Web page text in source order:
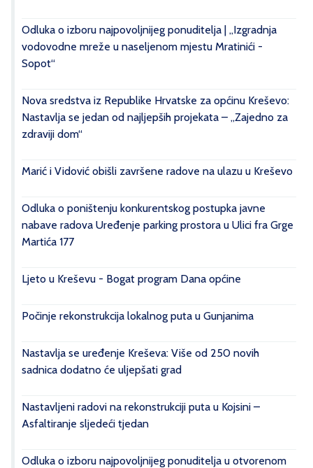
Odluka o izboru najpovoljnijeg ponuditelja | „Izgradnja
vodovodne mreže u naseljenom mjestu Mratinići -
Sopot“
Nova sredstva iz Republike Hrvatske za općinu Kreševo:
Nastavlja se jedan od najljepših projekata – „Zajedno za
zdraviji dom“
Marić i Vidović obišli završene radove na ulazu u Kreševo
Odluka o poništenju konkurentskog postupka javne
nabave radova Uređenje parking prostora u Ulici fra Grge
Martića 177
Ljeto u Kreševu - Bogat program Dana općine
Počinje rekonstrukcija lokalnog puta u Gunjanima
Nastavlja se uređenje Kreševa: Više od 250 novih
sadnica dodatno će uljepšati grad
Nastavljeni radovi na rekonstrukciji puta u Kojsini –
Asfaltiranje sljedeći tjedan
Odluka o izboru najpovoljnijeg ponuditelja u otvorenom